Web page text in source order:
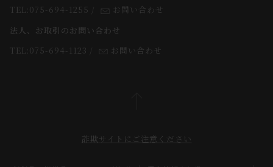
よくあるご質問
スタッフ
TEL:075-694-1255
お問い合わせ
法人、お取引のお問い合わせ
TEL:075-694-1123
お問い合わせ
詐欺サイトにご注意ください